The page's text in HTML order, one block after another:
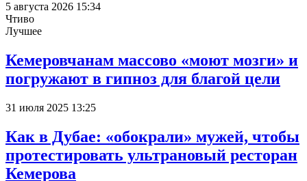
5 августа 2026 15:34
Чтиво
Лучшее
Кемеровчанам массово «моют мозги» и
погружают в гипноз для благой цели
31 июля 2025 13:25
Как в Дубае: «обокрали» мужей, чтобы
протестировать ультрановый ресторан
Кемерова